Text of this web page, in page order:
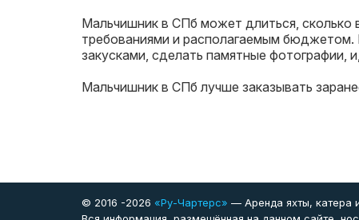
Мальчишник в СПб может длиться, сколько
требованиями и располагаемым бюджетом.
закусками, сделать памятные фотографии,
Мальчишник в СПб лучше заказывать
© 2016 -2026 «Ру-Чартерс» — Аренда яхты, катера